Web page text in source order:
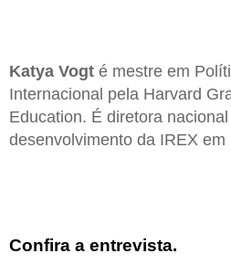
Katya Vogt é mestre em
Internacional pela Harvard
Education. É diretora
desenvolvimento da IREX em
Confira a entrevista.